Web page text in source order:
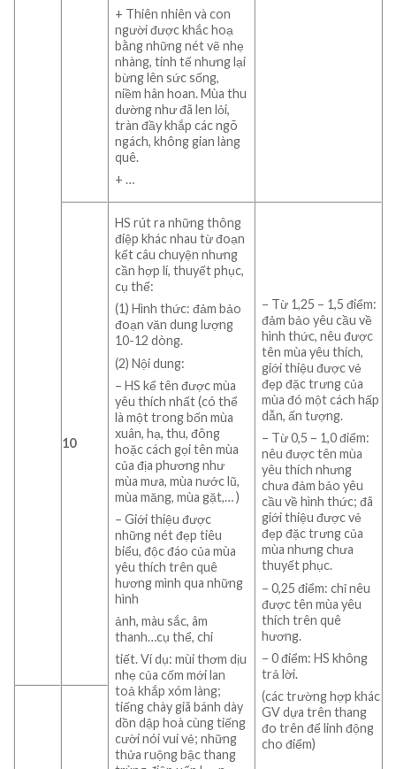
+ Thiên nhiên và con
người được khắc hoạ
bằng những nét vẽ nhẹ
nhàng, tinh tế nhưng lại
bừng lên sức sống,
niềm hân hoan. Mùa thu
dường như đã len lỏi,
tràn đầy khắp các ngõ
ngách, không gian làng
quê.
+ …
10
HS rút ra những thông
điệp khác nhau từ đoạn
kết câu chuyện nhưng
cần hợp lí, thuyết phục,
cụ thể:
(1) Hình thức: đảm bảo
đoạn văn dung lượng
10-12 dòng.
(2) Nội dung:
– HS kể tên được mùa
yêu thích nhất (có thể
là một trong bốn mùa
xuân, hạ, thu, đông
hoặc cách gọi tên mùa
của địa phương như
mùa mưa, mùa nước lũ,
mùa măng, mùa gặt,… )
– Giới thiệu được
những nét đẹp tiêu
biểu, độc đáo của mùa
yêu thích trên quê
hương mình qua những
hình
ảnh, màu sắc, âm
thanh…cụ thể, chi
tiết. Ví dụ: mùi thơm dịu
nhẹ của cốm mới lan
toả khắp xóm làng;
tiếng chày giã bánh dày
dồn dập hoà cùng tiếng
cười nói vui vẻ; những
thửa ruộng bậc thang
– Từ 1,25 – 1,5 điểm:
đảm bảo yêu cầu về
hình thức, nêu được
tên mùa yêu thích,
giới thiệu được vẻ
đẹp đặc trưng của
mùa đó một cách hấp
dẫn, ấn tượng.
– Từ 0,5 – 1,0 điểm:
nêu được tên mùa
yêu thích nhưng
chưa đảm bảo yêu
cầu về hình thức; đã
giới thiệu được vẻ
đẹp đặc trưng của
mùa nhưng chưa
thuyết phục.
– 0,25 điểm: chỉ nêu
được tên mùa yêu
thích trên quê
hương.
– 0 điểm: HS không
trả lời.
(các trường hợp khác
GV dựa trên thang
đo trên để linh động
cho điểm)